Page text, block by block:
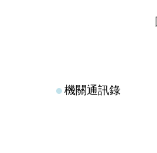
機關通訊錄